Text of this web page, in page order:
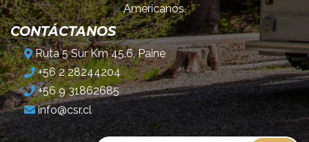
Americanos.
CONTÁCTANOS
Ruta 5 Sur Km 45.6, Paine
+56 2 28244204
+56 9 31862685
info@csr.cl